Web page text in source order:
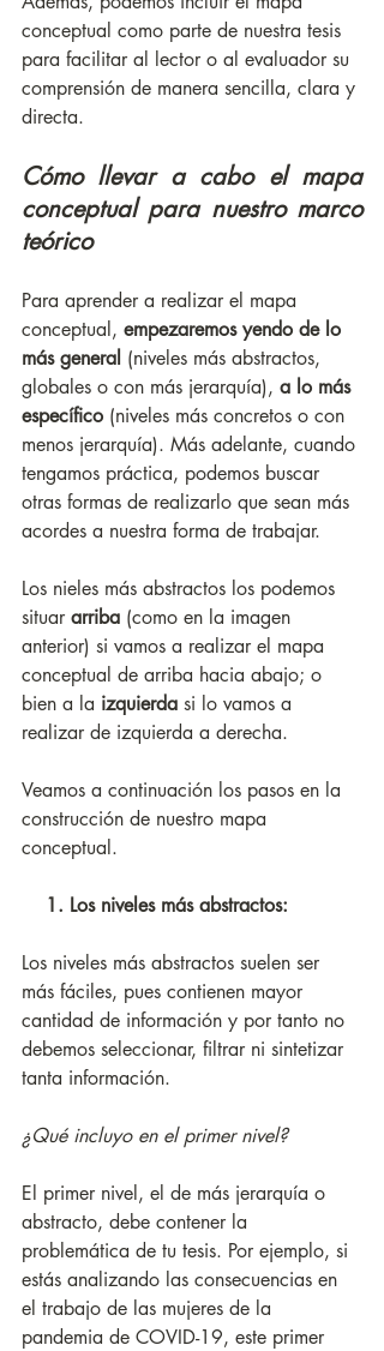
conceptual como parte de nuestra tesis
para facilitar al lector o al evaluador su
comprensión de manera sencilla, clara y
directa.
Cómo llevar a cabo el mapa
conceptual para nuestro marco
teórico
Para aprender a realizar el mapa
conceptual, empezaremos yendo de lo
más general (niveles más abstractos,
globales o con más jerarquía), a lo más
específico (niveles más concretos o con
menos jerarquía). Más adelante, cuando
tengamos práctica, podemos buscar
otras formas de realizarlo que sean más
acordes a nuestra forma de trabajar.
Los nieles más abstractos los podemos
situar arriba (como en la imagen
anterior) si vamos a realizar el mapa
conceptual de arriba hacia abajo; o
bien a la izquierda si lo vamos a
realizar de izquierda a derecha.
Veamos a continuación los pasos en la
construcción de nuestro mapa
conceptual.
    1. Los niveles más abstractos:
Los niveles más abstractos suelen ser
más fáciles, pues contienen mayor
cantidad de información y por tanto no
debemos seleccionar, filtrar ni sintetizar
tanta información.
¿Qué incluyo en el primer nivel?
El primer nivel, el de más jerarquía o
abstracto, debe contener la
problemática de tu tesis. Por ejemplo, si
estás analizando las consecuencias en
el trabajo de las mujeres de la
pandemia de COVID-19, este primer